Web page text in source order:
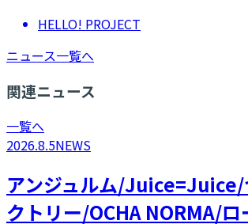
HELLO! PROJECT
ニュース一覧へ
関連ニュース
一覧へ
2026.8.5NEWS
アンジュルム/Juice=Juice/
クトリー/OCHA NORMA/ロ